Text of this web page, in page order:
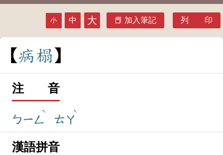
小 中 大 加入筆記 列 印
病榻
注 音
ㄅㄧㄥ
ˋ
ㄊㄚ
ˋ
漢語拼音